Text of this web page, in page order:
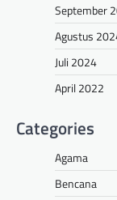
September
Agustus
Juli 2024
April 2022
Categories
Agama
Bencana